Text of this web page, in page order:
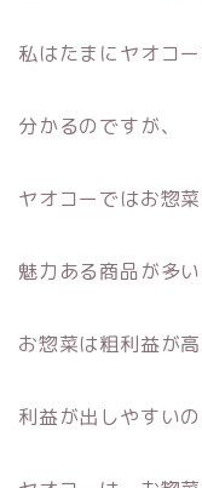
私はたまにヤオコ
分かるのですが、
ヤオコーではお惣
魅力ある商品が多い
お惣菜は粗利益が
利益が出しやすいの